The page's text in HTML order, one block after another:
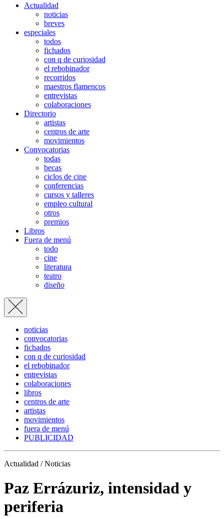
Actualidad
noticias
breves
especiales
todos
fichados
con q de curiosidad
el rebobinador
recorridos
maestros flamencos
entrevistas
colaboraciones
Directorio
artistas
centros de arte
movimientos
Convocatorias
todas
becas
ciclos de cine
conferencias
cursos y talleres
empleo cultural
otros
premios
Libros
Fuera de menú
todo
cine
literatura
teatro
diseño
noticias
convocatorias
fichados
con q de curiosidad
el rebobinador
entrevistas
colaboraciones
libros
centros de arte
artistas
movimientos
fuera de menú
PUBLICIDAD
Actualidad / Noticias
Paz Errázuriz, intensidad y
periferia